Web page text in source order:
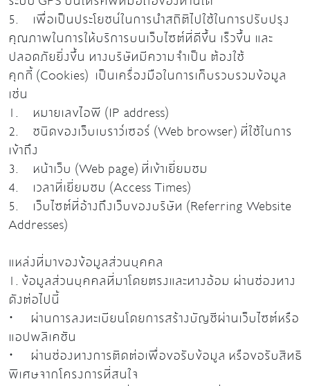
5. เพื่อเป็นประโยชน์ในการนำสถิติไปใช้ในการปรับปรุง
คุณภาพในการให้บริการบนเว็บไซต์ที่ดีขึ้น เร็วขึ้น และ
ปลอดภัยยิ่งขึ้น ทางบริษัทมีความจำเป็น ต้องใช้
คุกกี้ (Cookies) เป็นเครื่องมือในการเก็บรวบรวมข้อมูล
เช่น
1. หมายเลขไอพี (IP address)
2. ชนิดของเว็บเบราว์เซอร์ (Web browser) ที่ใช้ในการ
เข้าถึง
3. หน้าเว็บ (Web page) ที่เข้าเยี่ยมชม
4. เวลาที่เยี่ยมชม (Access Times)
5. เว็บไซต์ที่อ้างถึงเว็บของบริษัท (Referring Website
Addresses)
แหล่งที่มาของข้อมูลส่วนบุคคล
1. ข้อมูลส่วนบุคคลที่มาโดยตรงและทางอ้อม ผ่านช่องทาง
ดังต่อไปนี้
· ผ่านการลงทะเบียนโดยการสร้างบัญชีผ่านเว็บไซต์หรือ
แอปพลิเคชัน
· ผ่านช่องทางการติดต่อเพื่อขอรับข้อมูล หรือขอรับสิทธิ
พิเศษจากโครงการที่สนใจ